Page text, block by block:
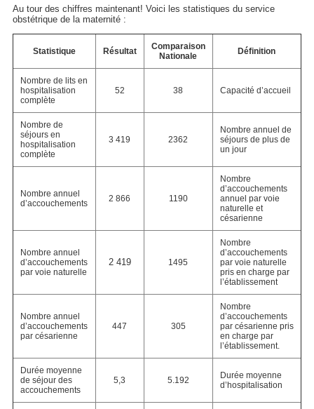
Au tour des chiffres maintenant! Voici les statistiques du service
obstétrique de la maternité :
Statistique Résultat
Comparaison
Nationale
Définition
Nombre de lits en
hospitalisation
complète
52 38 Capacité d’accueil
Nombre de
séjours en
hospitalisation
complète
3 419 2362
Nombre annuel de
séjours de plus de
un jour
Nombre annuel
d’accouchements
2 866 1190
Nombre
d’accouchements
annuel par voie
naturelle et
césarienne
Nombre annuel
d’accouchements
par voie naturelle
2 419 1495
Nombre
d’accouchements
par voie naturelle
pris en charge par
l’établissement
Nombre annuel
d’accouchements
par césarienne
447 305
Nombre
d’accouchements
par césarienne pris
en charge par
l’établissement.
Durée moyenne
de séjour des
accouchements
5,3 5.192
Durée moyenne
d’hospitalisation